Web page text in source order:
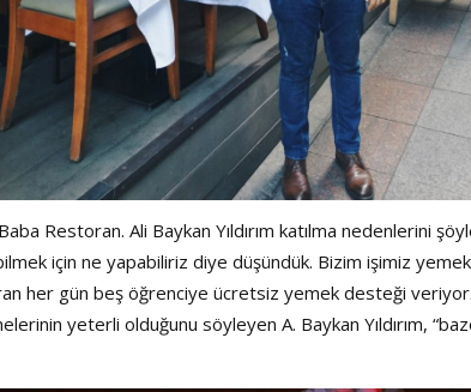
Restoran. Ali Baykan Yıldırım katılma nedenlerini
için ne yapabiliriz diye düşündük. Bizim işimiz
her gün beş öğrenciye ücretsiz yemek desteği
yeterli olduğunu söyleyen A. Baykan Yıldırım,